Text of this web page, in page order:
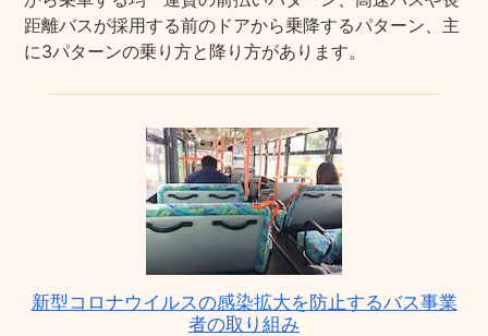
距離バスが採用する前のドアから乗降するパターン、主
に3パターンの乗り方と降り方があります。
新型コロナウイルスの感染拡大を防止するバス事業
者の取り組み